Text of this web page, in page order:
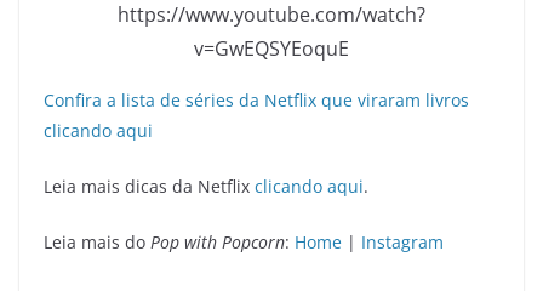
https://www.youtube.com/watch?
v=GwEQSYEoquE
Confira a lista de séries da Netflix que viraram livros
clicando aqui
Leia mais dicas da Netflix clicando aqui.
Leia mais do Pop with Popcorn: Home | Instagram